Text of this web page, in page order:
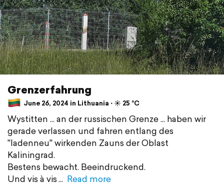
Grenzerfahrung
June 26, 2024 in Lithuania ⋅ ☀️ 25 °C
Wystitten ... an der russischen Grenze ... haben wir
gerade verlassen und fahren entlang des
"ladenneu" wirkenden Zauns der Oblast
Kaliningrad.
Bestens bewacht. Beeindruckend.
Und vis à vis
Read more